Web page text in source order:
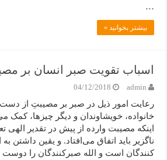
…
بیشتر بخوانید »
اسباب تقویت صبر انسان بر
admin
04/12/2018
رعایت امور ذیل در صبر بر مصیبتِ‌ از دست
خانواده، خویشاوندان و دیگر چیزها، کمک
اینکه مصیبت وارده از پیش در تقدیر
ناگزیر باید اتفاق می‌افتاد. و یقین داشتن به
کنندگان است و الله صبرکنندگان را دوست